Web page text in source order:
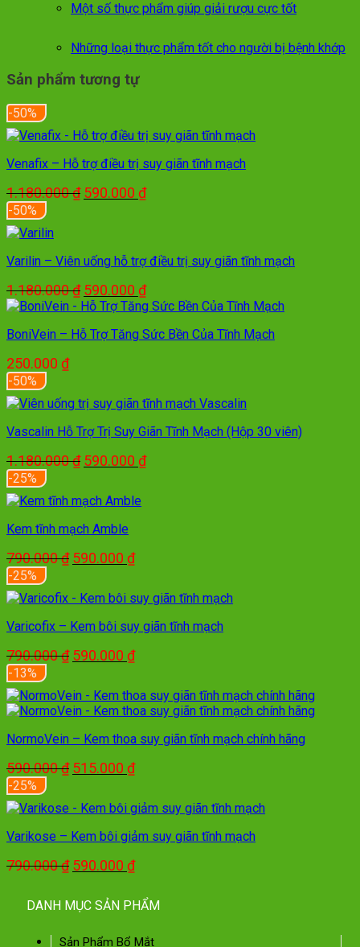
Một số thực phẩm giúp giải rượu cực tốt
Những loại thực phẩm tốt cho người bị bệnh khớp
Sản phẩm tương tự
-50%
Venafix – Hỗ trợ điều trị suy giãn tĩnh mạch
1.180.000₫ Giá
590.000 ₫Giá
590.000 ₫.
-50%
Varilin – Viên uống hỗ trợ điều trị suy giãn tĩnh mạch
1.180.000₫ Giá
gốc
1.180.000 ₫.
590.000 ₫Giá
hiện
là:
BoniVein – Hỗ Trợ Tăng Sức Bền Của Tĩnh Mạch
250.000 ₫
-50%
Vascalin Hỗ Trợ Trị Suy Giãn Tĩnh Mạch (Hộp 30 viên)
1.180.000₫ Giá
là:
1.180.000 ₫.
590.000 ₫Giá
-25%
Kem tĩnh mạch Amble
790.000₫ Giá
là:
790.000 ₫.
590.000 ₫Giá
là:
590.000 ₫.
-25%
Varicofix – Kem bôi suy giãn tĩnh mạch
790.000₫ Giá
là:
790.000 ₫.
590.000 ₫Giá
là:
590.000 ₫.
-13%
NormoVein – Kem thoa suy giãn tĩnh mạch chính hãng
590.000₫ Giá
là:
590.000 ₫.
515.000 ₫Giá
tại
là:
515.000 ₫.
-25%
Varikose – Kem bôi giảm suy giãn tĩnh mạch
790.000₫ Giá
là:
790.000 ₫.
590.000 ₫Giá
tại
là:
DANH MỤC SẢN PHẨM
Sản Phẩm Bổ Mắt